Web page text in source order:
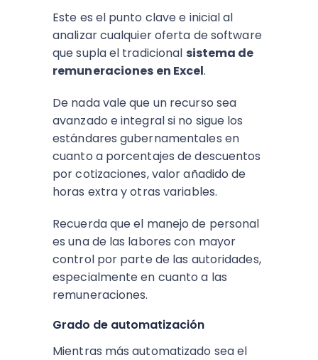
Este es el punto clave e inicial al
analizar cualquier oferta de software
que supla el tradicional sistema de
remuneraciones en Excel.
De nada vale que un recurso sea
avanzado e integral si no sigue los
estándares gubernamentales en
cuanto a porcentajes de descuentos
por cotizaciones, valor añadido de
horas extra y otras variables.
Recuerda que el manejo de personal
es una de las labores con mayor
control por parte de las autoridades,
especialmente en cuanto a las
remuneraciones.
Grado de automatización
Mientras más automatizado sea el